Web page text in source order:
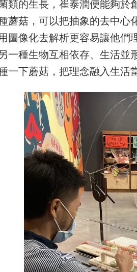
類的生長，崔泰潤便能夠於
蘑菇，可以把抽象的去中
圖像化去解析更容易讓他
一種生物互相依存、生活
一下蘑菇，把理念融入生活